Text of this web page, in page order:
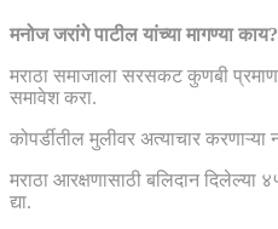
मनोज जरांगे पाटील यांच्या मागण्या काय?
मराठा समाजाला सरसकट कुणबी
समावेश करा.
कोपर्डीतील मुलीवर अत्याचार
मराठा आरक्षणासाठी बलिदान दिलेल्या
द्या.